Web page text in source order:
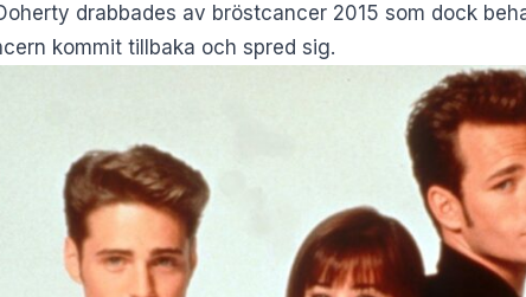
drabbades av bröstcancer 2015 som dock
kommit tillbaka och spred sig.